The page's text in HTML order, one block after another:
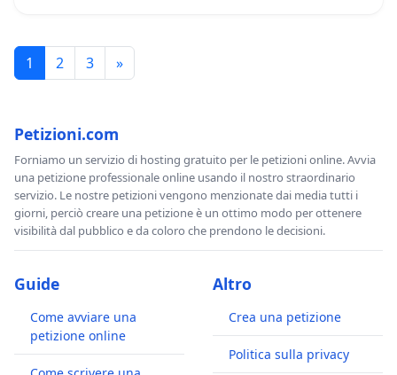
1 2 3 »
Petizioni.com
Forniamo un servizio di hosting gratuito per le petizioni online. Avvia
una petizione professionale online usando il nostro straordinario
servizio. Le nostre petizioni vengono menzionate dai media tutti i
giorni, perciò creare una petizione è un ottimo modo per ottenere
visibilità dal pubblico e da coloro che prendono le decisioni.
Guide
Come avviare una
petizione online
Altro
Crea una petizione
Politica sulla privacy